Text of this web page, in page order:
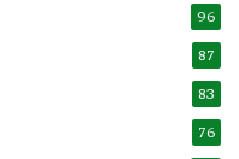
96
87
83
76